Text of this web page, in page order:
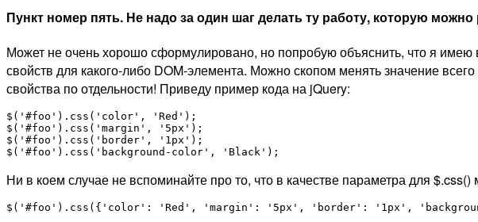
Пункт номер пять. Не надо за один шаг делать ту работу, которую
Может не очень хорошо сформулировано, но попробую объяснить, что я
свойств для какого-либо DOM-элемента. Можно скопом менять значение
свойства по отдельности! Приведу пример кода на jQuery:
$('#foo').css('color', 'Red');
$('#foo').css('margin', '5px');
$('#foo').css('border', '1px');
$('#foo').css('background-color', 'Black');
Ни в коем случае не вспоминайте про то, что в качестве параметра для
$('#foo').css({'color': 'Red', 'margin': '5px', 'border': '1px',